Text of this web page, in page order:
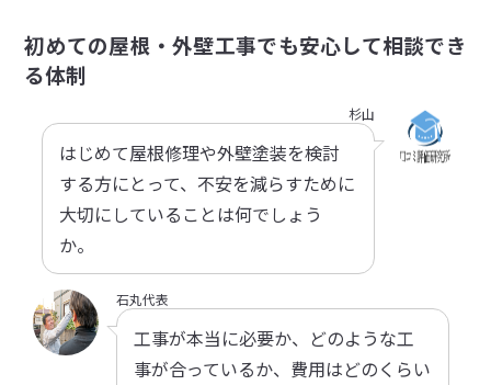
初めての屋根・外壁工事でも安心して相談でき
る体制
杉山
はじめて屋根修理や外壁塗装を検討
する方にとって、不安を減らすために
大切にしていることは何でしょう
か。
石丸代表
工事が本当に必要か、どのような工
事が合っているか、費用はどのくらい